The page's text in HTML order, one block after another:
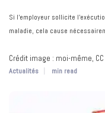
Si l'employeur sollicite
maladie, cela cause
Crédit image : moi-même,
Actualités min read